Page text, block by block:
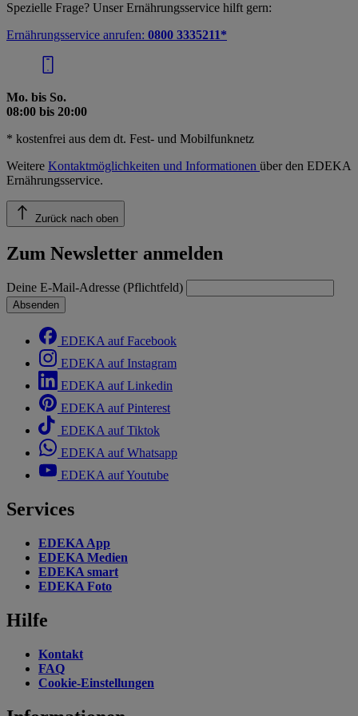
Spezielle Frage? Unser Ernährungsservice hilft gern:
Ernährungsservice anrufen: 0800 3335211*
Mo. bis So.
08:00 bis 20:00
* kostenfrei aus dem dt. Fest- und Mobilfunknetz
Weitere Kontaktmöglichkeiten und Informationen über den EDEKA
Ernährungsservice.
Zurück nach oben
Zum Newsletter anmelden
Deine E-Mail-Adresse (Pflichtfeld)
Absenden
EDEKA auf Facebook
EDEKA auf Instagram
EDEKA auf Linkedin
EDEKA auf Pinterest
EDEKA auf Tiktok
EDEKA auf Whatsapp
EDEKA auf Youtube
Services
EDEKA App
EDEKA Medien
EDEKA smart
EDEKA Foto
Hilfe
Kontakt
FAQ
Cookie-Einstellungen